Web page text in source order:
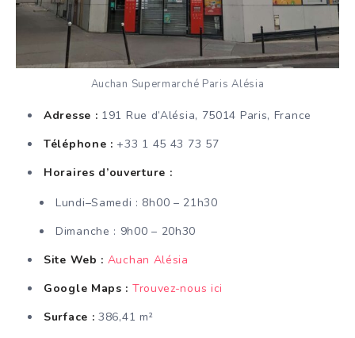
Auchan Supermarché Paris Alésia
Adresse : 191 Rue d’Alésia, 75014 Paris, France
Téléphone : +33 1 45 43 73 57
Horaires d’ouverture :
Lundi–Samedi : 8h00 – 21h30
Dimanche : 9h00 – 20h30
Site Web : Auchan Alésia
Google Maps : Trouvez-nous ici
Surface : 386,41 m²